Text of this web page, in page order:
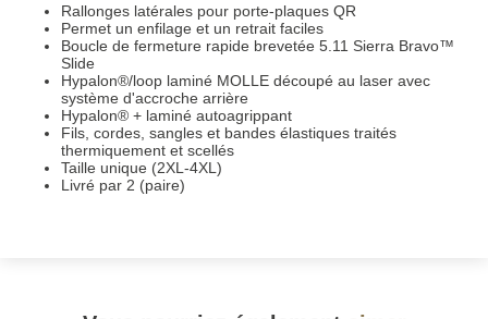
Rallonges latérales pour porte-plaques QR
Permet un enfilage et un retrait faciles
Boucle de fermeture rapide brevetée 5.11 Sierra Bravo™
Slide
Hypalon®/loop laminé MOLLE découpé au laser avec
système d'accroche arrière
Hypalon® + laminé autoagrippant
Fils, cordes, sangles et bandes élastiques traités
thermiquement et scellés
Taille unique (2XL-4XL)
Livré par 2 (paire)